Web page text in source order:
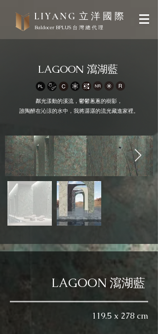
LIYANG 立 洋 國 際
Baldocer BPLUS 台 灣 總 代 理
LAGOON 瀉湖藍
粼光漾動的溪流，鬱鬱蔥蔥的樹影，
誰陶醉在沁涼的水中，我將潺潺的流光藏進家裡。
LAGOON 瀉湖藍
119.5 x 278 cm